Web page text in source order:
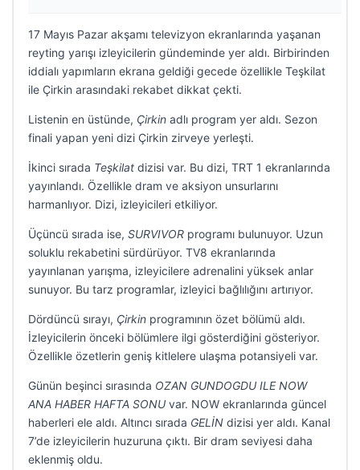
17 Mayıs Pazar akşamı televizyon ekranlarında yaşanan
reyting yarışı izleyicilerin gündeminde yer aldı. Birbirinden
iddialı yapımların ekrana geldiği gecede özellikle Teşkilat
ile Çirkin arasındaki rekabet dikkat çekti.
Listenin en üstünde, Çirkin adlı program yer aldı. Sezon
finali yapan yeni dizi Çirkin zirveye yerleşti.
İkinci sırada Teşkilat dizisi var. Bu dizi, TRT 1 ekranlarında
yayınlandı. Özellikle dram ve aksiyon unsurlarını
harmanlıyor. Dizi, izleyicileri etkiliyor.
Üçüncü sırada ise, SURVIVOR programı bulunuyor. Uzun
soluklu rekabetini sürdürüyor. TV8 ekranlarında
yayınlanan yarışma, izleyicilere adrenalini yüksek anlar
sunuyor. Bu tarz programlar, izleyici bağlılığını artırıyor.
Dördüncü sırayı, Çirkin programının özet bölümü aldı.
İzleyicilerin önceki bölümlere ilgi gösterdiğini gösteriyor.
Özellikle özetlerin geniş kitlelere ulaşma potansiyeli var.
Günün beşinci sırasında OZAN GUNDOGDU ILE NOW
ANA HABER HAFTA SONU var. NOW ekranlarında güncel
haberleri ele aldı. Altıncı sırada GELİN dizisi yer aldı. Kanal
7’de izleyicilerin huzuruna çıktı. Bir dram seviyesi daha
eklenmiş oldu.